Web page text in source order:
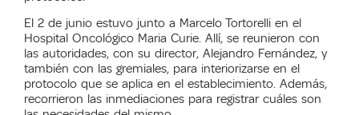
El 2 de junio estuvo junto a Marcelo Tortorelli en el
Hospital Oncológico Maria Curie. Allí, se reunieron con
las autoridades, con su director, Alejandro Fernández, y
también con las gremiales, para interiorizarse en el
protocolo que se aplica en el establecimiento. Además,
recorrieron las inmediaciones para registrar cuáles son